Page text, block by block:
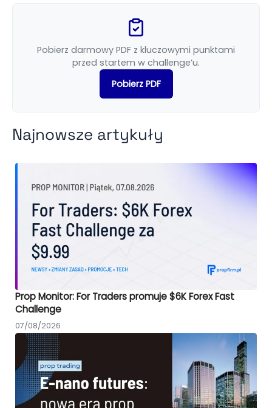
Pobierz darmowy PDF z kluczowymi punktami
przed startem w challenge’u.
Pobierz PDF
Najnowsze artykuły
Prop Monitor: For Traders promuje $6K Forex Fast
Challenge
07/08/2026